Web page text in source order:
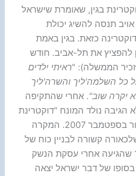
בגין, שאומרת שישראל
תנסה להשיג יכולת
כזאת. בגין באמת
להפציץ את תל-אביב. חודש
הממשלה): "ראיתי ילדים
כל השלמה'ליך והשרה'ליך
יקרה שוב". אחרי שהתקיפה
נולד המונח "דוקטרינת
בגין", שהתעצם אחרי תקיפת הכור בספטמבר 2007. המקרה
קשורה לבניין כוח של
האויב היה מלחמת קדש ב-1956 שהגיעה אחרי עסקת הנשק
של דבר ישראל יצאה